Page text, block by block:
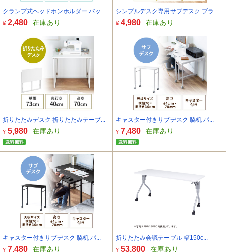
クランプ式ヘッドホンホルダー バッ...
¥ 2,480 在庫あり
シンプルデスク専用サブデスク ブラ...
¥ 4,980 在庫あり
折りたたみデスク 折りたたみテーブ...
¥ 5,980 在庫あり
キャスター付きサブデスク 脇机 パ...
¥ 7,480 在庫あり
キャスター付きサブデスク 脇机 パ...
¥ 7,480 在庫あり
折りたたみ会議テーブル 幅150c...
¥ 53,800 在庫あり